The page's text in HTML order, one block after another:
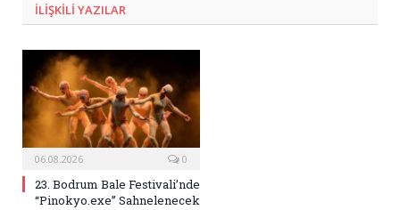
ILIŞKILI YAZILAR
06.08.2026 0
23. Bodrum Bale Festivali’nde
“Pinokyo.exe” Sahnelenecek